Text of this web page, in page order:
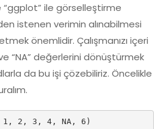
“ggplot” ile görselleştirme
istenen verimin alınabilmesi
önemlidir. Çalışmanızı içeri
“NA” değerlerini dönüştürmek
da bu işi çözebiliriz. Öncelikle
1, 2, 3, 4, NA, 6)